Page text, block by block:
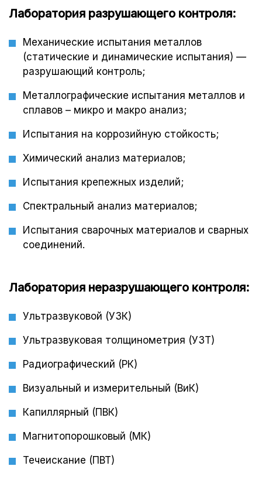
Лаборатория разрушающего контроля:
Механические испытания металлов
(статические и динамические испытания) —
разрушающий контроль;
Металлографические испытания металлов и
сплавов – микро и макро анализ;
Испытания на коррозийную стойкость;
Химический анализ материалов;
Испытания крепежных изделий;
Спектральный анализ материалов;
Испытания сварочных материалов и сварных
соединений.
Лаборатория неразрушающего контроля:
Ультразвуковой (УЗК)
Ультразвуковая толщинометрия (УЗТ)
Радиографический (РК)
Визуальный и измерительный (ВиК)
Капиллярный (ПВК)
Магнитопорошковый (МК)
Течеискание (ПВТ)